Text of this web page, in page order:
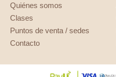
Quiénes somos
Clases
Puntos de venta / sedes
Contacto